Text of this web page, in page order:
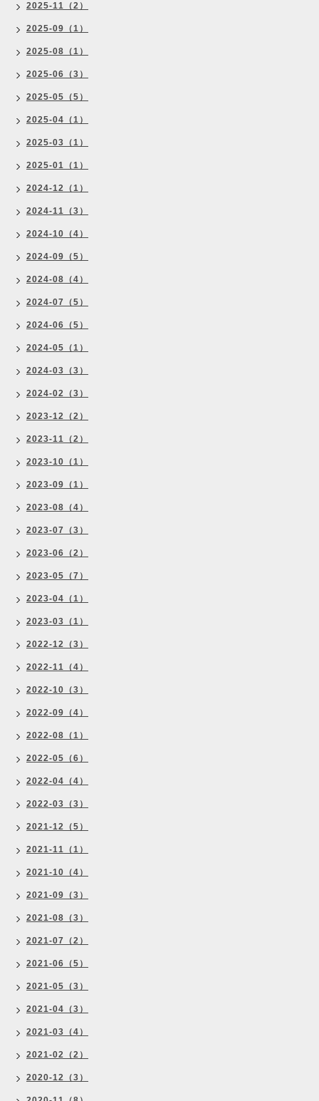
2025-11（2）
2025-09（1）
2025-08（1）
2025-06（3）
2025-05（5）
2025-04（1）
2025-03（1）
2025-01（1）
2024-12（1）
2024-11（3）
2024-10（4）
2024-09（5）
2024-08（4）
2024-07（5）
2024-06（5）
2024-05（1）
2024-03（3）
2024-02（3）
2023-12（2）
2023-11（2）
2023-10（1）
2023-09（1）
2023-08（4）
2023-07（3）
2023-06（2）
2023-05（7）
2023-04（1）
2023-03（1）
2022-12（3）
2022-11（4）
2022-10（3）
2022-09（4）
2022-08（1）
2022-05（6）
2022-04（4）
2022-03（3）
2021-12（5）
2021-11（1）
2021-10（4）
2021-09（3）
2021-08（3）
2021-07（2）
2021-06（5）
2021-05（3）
2021-04（3）
2021-03（4）
2021-02（2）
2020-12（3）